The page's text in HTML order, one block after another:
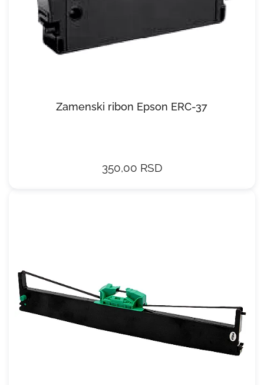
Zamenski ribon Epson ERC-37
350,00 RSD